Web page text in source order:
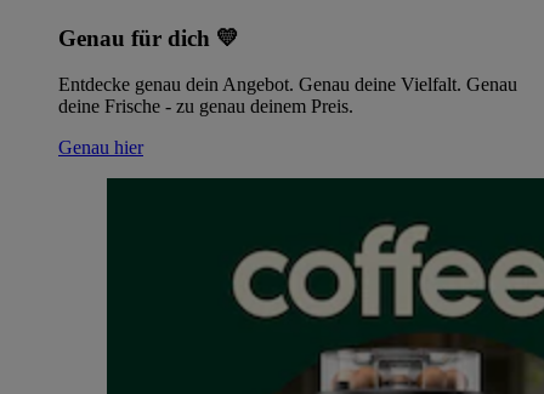
Genau für dich 💛
Entdecke genau dein Angebot. Genau deine Vielfalt. Genau
deine Frische - zu genau deinem Preis.
Genau hier